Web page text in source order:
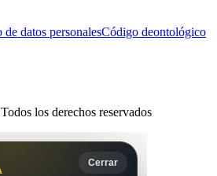
datos personalesCódigo deontológico
los derechos reservados
Cerrar